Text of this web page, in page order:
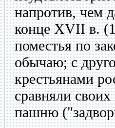
напротив, чем
конце XVII в.
поместья по
обычаю; с
крестьянами
сравняли
пашню